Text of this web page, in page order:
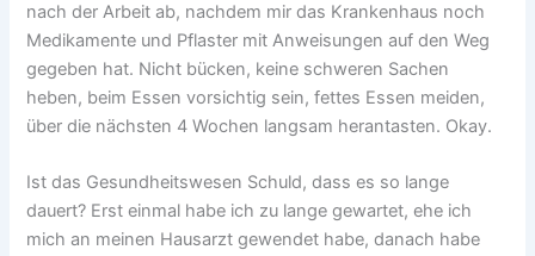
nach der Arbeit ab, nachdem mir das Krankenhaus noch
Medikamente und Pflaster mit Anweisungen auf den Weg
gegeben hat. Nicht bücken, keine schweren Sachen
heben, beim Essen vorsichtig sein, fettes Essen meiden,
über die nächsten 4 Wochen langsam herantasten. Okay.
Ist das Gesundheitswesen Schuld, dass es so lange
dauert? Erst einmal habe ich zu lange gewartet, ehe ich
mich an meinen Hausarzt gewendet habe, danach habe